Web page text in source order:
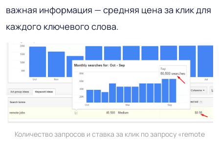
важная информация — средняя цена за клик для
каждого ключевого слова.
Количество запросов и ставка за клик по запросу «remote